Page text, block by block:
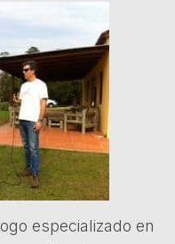
especializado en